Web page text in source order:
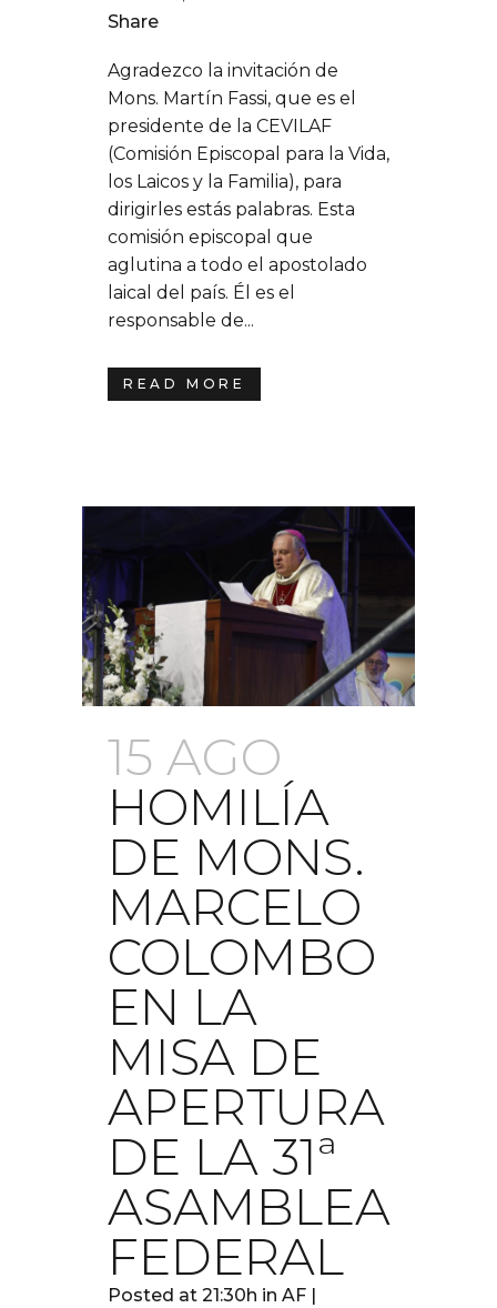
Share
Agradezco la invitación de
Mons. Martín Fassi, que es el
presidente de la CEVILAF
(Comisión Episcopal para la Vida,
los Laicos y la Familia), para
dirigirles estás palabras. Esta
comisión episcopal que
aglutina a todo el apostolado
laical del país. Él es el
responsable de...
READ MORE
15 AGO
HOMILÍA
DE MONS.
MARCELO
COLOMBO
EN LA
MISA DE
APERTURA
DE LA 31ª
ASAMBLEA
FEDERAL
Posted at 21:30h in AF |